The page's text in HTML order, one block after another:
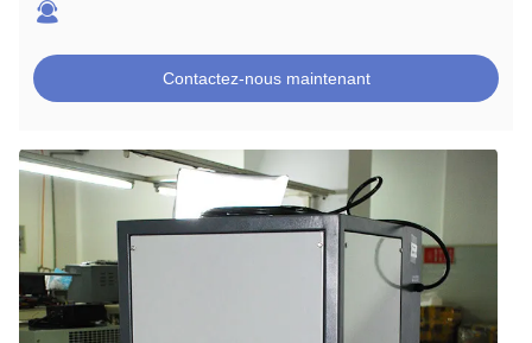
Contactez-nous maintenant